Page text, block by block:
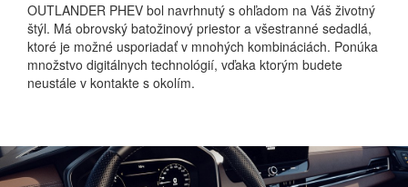
OUTLANDER PHEV bol navrhnutý s ohľadom na Váš životný
štýl. Má obrovský batožinový priestor a všestranné sedadlá,
ktoré je možné usporiadať v mnohých kombináciách. Ponúka
množstvo digitálnych technológií, vďaka ktorým budete
neustále v kontakte s okolím.